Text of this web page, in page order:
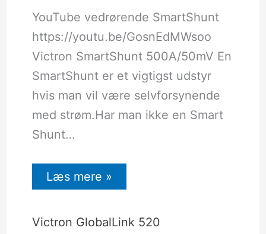
YouTube vedrørende SmartShunt
https://youtu.be/GosnEdMWsoo
Victron SmartShunt 500A/50mV En
SmartShunt er et vigtigst udstyr
hvis man vil være selvforsynende
med strøm.Har man ikke en Smart
Shunt…
Læs mere »
Victron GlobalLink 520